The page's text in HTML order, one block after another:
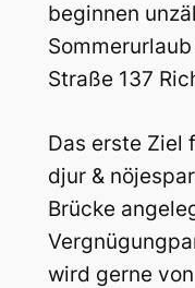
beginnen
Straße 137
Das erste Ziel
djur &
Brücke
wird gerne